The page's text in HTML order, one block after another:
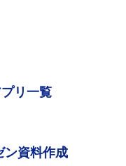
リ一覧
ン資料作成